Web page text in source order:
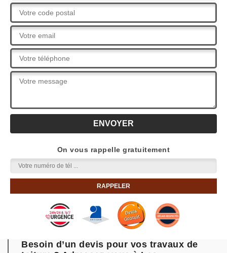
On vous rappelle gratuitement
Besoin d’un devis pour vos travaux de